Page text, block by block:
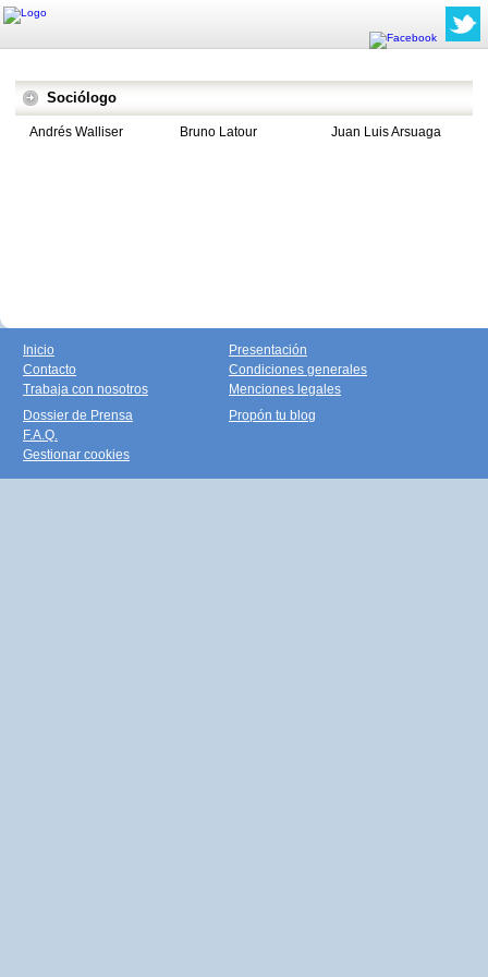
Sociólogo
Andrés Walliser Bruno Latour Juan Luis Arsuaga
Inicio
Contacto
Trabaja con nosotros
Presentación
Condiciones generales
Menciones legales
Dossier de Prensa
F.A.Q.
Gestionar cookies
Propón tu blog